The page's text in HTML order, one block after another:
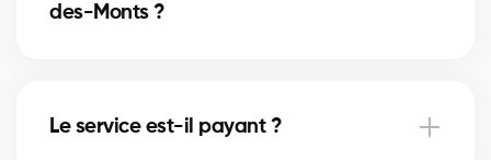
des-Monts ?
appairage.
Le service est-il payant ?